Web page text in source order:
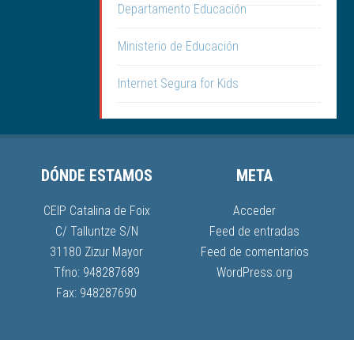
Departamento Educación
Ministerio de Educación
Internet Segura for Kids
DÓNDE ESTAMOS
CEIP Catalina de Foix
C/ Talluntze S/N
31180 Zizur Mayor
Tfno: 948287689
Fax: 948287690
META
Acceder
Feed de entradas
Feed de comentarios
WordPress.org